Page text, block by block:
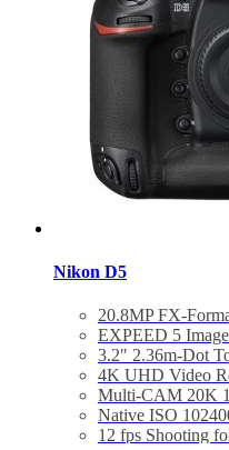
Nikon D5
20.8MP FX-
EXPEED 5
3.2″ 2.36m-Dot
4K UHD Video
Multi-CAM 20K
Native ISO
12 fps Shooting